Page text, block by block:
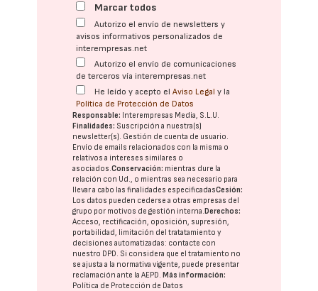
Marcar todos
Autorizo el envío de newsletters y
avisos informativos personalizados de
interempresas.net
Autorizo el envío de comunicaciones
de terceros vía interempresas.net
He leído y acepto elAviso Legal y la
Política de Protección de Datos
Responsable: Interempresas Media, S.L.U.
Finalidades: Suscripción a nuestra(s)
newsletter(s). Gestión de cuenta de usuario.
Envío de emails relacionados con la misma o
relativos a intereses similares o
asociados.Conservación: mientras dure la
relación con Ud., o mientras sea necesario para
llevar a cabo las finalidades especificadasCesión:
Los datos pueden cederse a otras empresas del
grupo por motivos de gestión interna.Derechos:
Acceso, rectificación, oposición, supresión,
portabilidad, limitación del tratatamiento y
decisiones automatizadas: contacte con
nuestro DPD. Si considera que el tratamiento no
se ajusta a la normativa vigente, puede presentar
reclamación ante laAEPD.Más información:
Política de Protección de Datos